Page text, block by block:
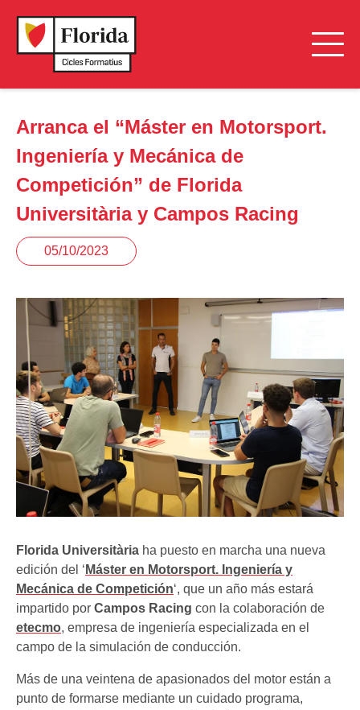
Arranca el “Máster en Motorsport.
Ingeniería y Mecánica de
Competición” de Florida
Universitària y Campos Racing
05/10/2023
Florida Universitària ha puesto en marcha una nueva
edición del ‘ Máster en Motorsport. Ingeniería y
Mecánica de Competición‘, que un año más estará
impartido por Campos Racing con la colaboración de
etecmo, empresa de ingeniería especializada en el
campo de la simulación de conducción.
Más de una veintena de apasionados del motor están a
punto de formarse mediante un cuidado programa,